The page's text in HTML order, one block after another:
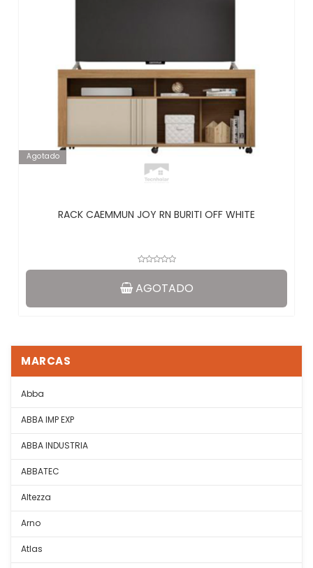
Agotado
RACK CAEMMUN JOY RN BURITI OFF WHITE
AGOTADO
MARCAS
Abba
ABBA IMP EXP
ABBA INDUSTRIA
ABBATEC
Altezza
Arno
Atlas